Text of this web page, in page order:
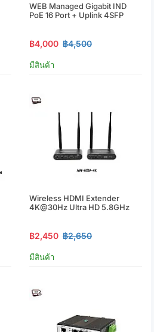
WEB Managed Gigabit IND
PoE 16 Port + Uplink 4SFP
฿4,000 ฿4,500
มีสินค้า
Wireless HDMI Extender
4K@30Hz Ultra HD 5.8GHz
฿2,450 ฿2,650
มีสินค้า